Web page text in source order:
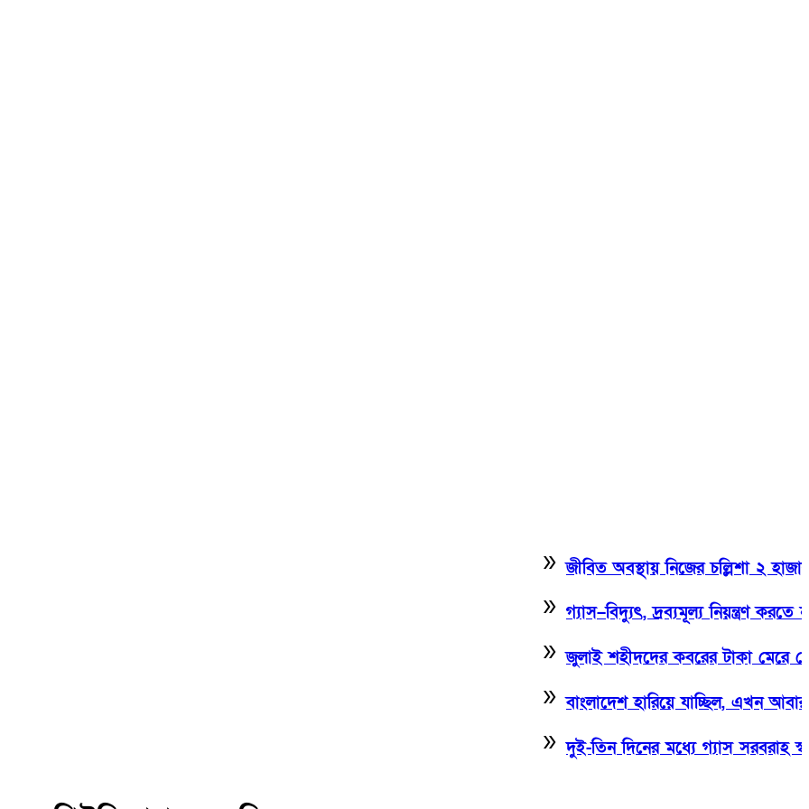
জীবিত অবস্থায় নিজের চল্লিশা ২ হাজার
গ্যাস–বিদ্যুৎ, দ্রব্যমূল্য নিয়ন্ত্রণ করতে না
জুলাই শহীদদের কবরের টাকা মেরে খেয়েছে
বাংলাদেশ হারিয়ে যাচ্ছিল, এখন আবার ফিরে
দুই-তিন দিনের মধ্যে গ্যাস সরবরাহ স্বাভাবিক